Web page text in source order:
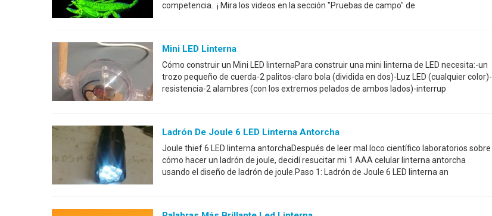
competencia. ¡ Mira los videos en la sección "Pruebas de campo" de
Mini LED Linterna
Cómo construir un Mini LED linternaPara construir una mini linterna de LED necesita:-un
trozo pequeño de cuerda-2 palitos-claro bola (dividida en dos)-Luz LED (cualquier color)-
resistencia-2 alambres (con los extremos pelados de ambos lados)-interrup
Ladrón De Joule 6 LED Linterna Antorcha
Joule thief 6 LED linterna antorchaDespués de leer mal loco científico laboratorios sobre
cómo hacer un ladrón de joule, decidí resucitar mi 1 AAA celular linterna antorcha
usando el diseño de ladrón de joule.Paso 1: Ladrón de Joule 6 LED linterna an